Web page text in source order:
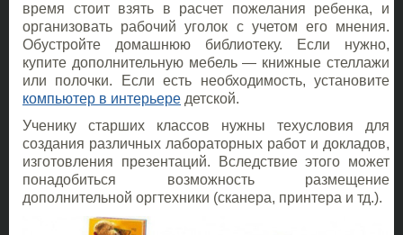
время стоит взять в расчет пожелания ребенка, и
организовать рабочий уголок с учетом его мнения.
Обустройте домашнюю библиотеку. Если нужно,
купите дополнительную мебель — книжные стеллажи
или полочки. Если есть необходимость, установите
компьютер в интерьере детской.
Ученику старших классов нужны техусловия для
создания различных лабораторных работ и докладов,
изготовления презентаций. Вследствие этого может
понадобиться возможность размещение
дополнительной оргтехники (сканера, принтера и тд.).